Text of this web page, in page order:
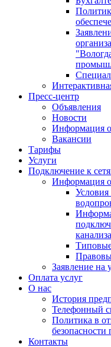
Пресс-центр
Объявления
Новости
Информация
Вакансии
Тарифы
Услуги
Подключение к
Информация
Условия
Заявление на
Оплата услуг
О нас
История
Телефонный
Политика в
Контакты